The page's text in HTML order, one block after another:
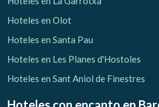
Hoteles en Olot
Hoteles en Santa Pau
Hoteles en Les Planes d'Hostoles
Hoteles en Sant Aniol de Finestres